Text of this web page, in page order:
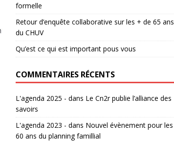
formelle
Retour d’enquête collaborative sur les + de 65 ans
du CHUV
Qu’est ce qui est important pous vous
COMMENTAIRES RÉCENTS
L'agenda 2025 - dans Le Cn2r publie l’alliance des
savoirs
L'agenda 2023 - dans Nouvel évènement pour les
60 ans du planning famillial